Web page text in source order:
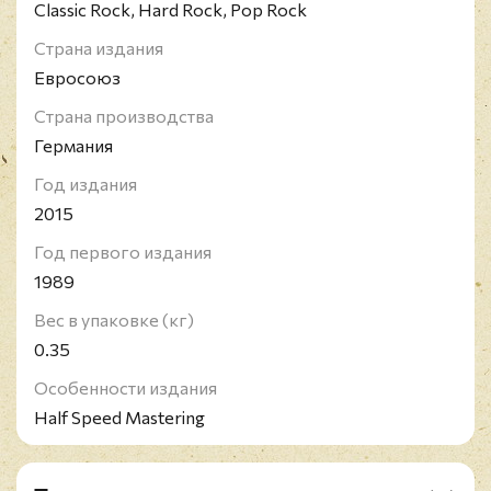
Classic Rock, Hard Rock, Pop Rock
Страна издания
Евросоюз
Страна производства
Германия
Год издания
2015
Год первого издания
1989
Вес в упаковке (кг)
0.35
Особенности издания
Half Speed Mastering